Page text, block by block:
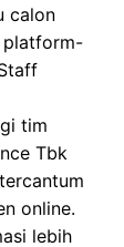
calon
platform-
tim
Tbk
online.
lebih